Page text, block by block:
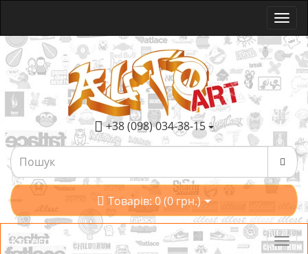
+38 (098) 034-38-15
Товарів: 0 (0 грн.)
Категорії